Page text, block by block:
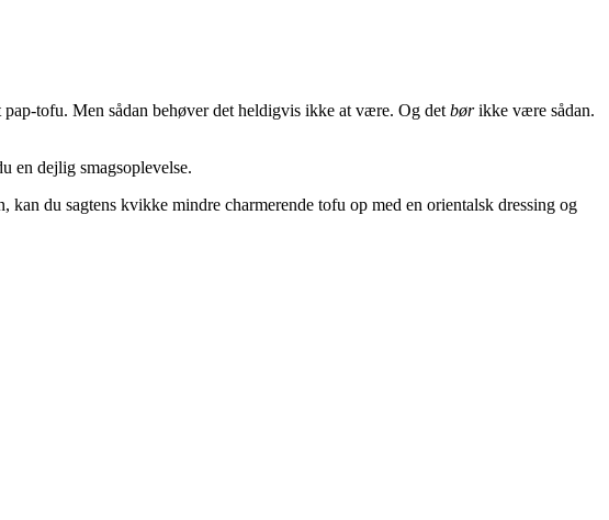
tofu. Men sådan behøver det heldigvis ikke at være. Og det børikke være sådan.
en dejlig smagsoplevelse.
du sagtens kvikke mindre charmerende tofu op med en orientalsk dressing og